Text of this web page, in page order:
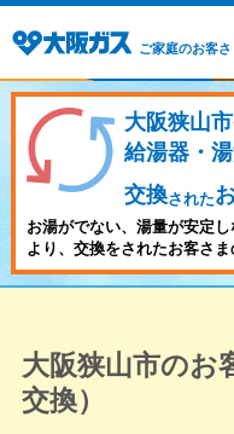
ご家庭のお客さ
大阪狭山市
給湯器・
交換された
お湯がでない、湯量が安定
より、交換をされたお客さま
大阪狭山市のお
交換）